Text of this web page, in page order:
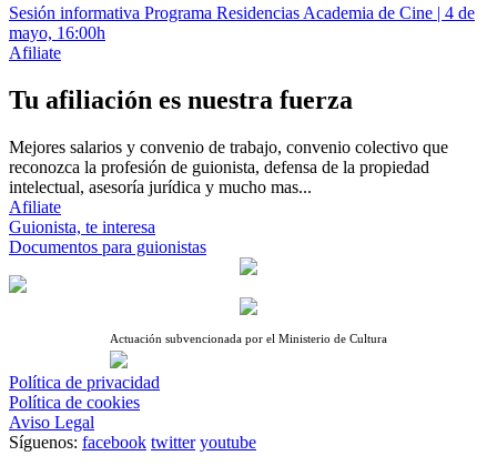
Sesión informativa Programa Residencias Academia de Cine | 4 de
mayo, 16:00h
Afiliate
Tu afiliación es nuestra fuerza
Mejores salarios y convenio de trabajo, convenio colectivo que
reconozca la profesión de guionista, defensa de la propiedad
intelectual, asesoría jurídica y mucho mas...
Afiliate
Guionista, te interesa
Documentos para guionistas
Actuación subvencionada por el Ministerio de Cultura
Política de privacidad
Política de cookies
Aviso Legal
Síguenos: facebook twitter youtube